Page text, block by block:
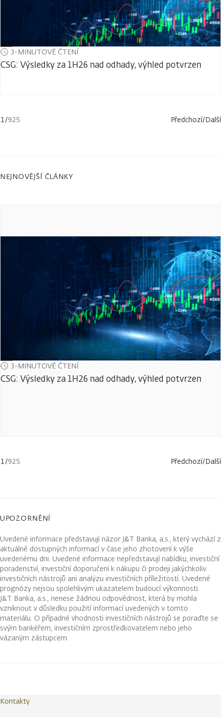
3-MINUTOVÉ ČTENÍ
CSG: Výsledky za 1H26 nad odhady, výhled potvrzen
1/925 Předchozí/Další
NEJNOVĚJŠÍ ČLÁNKY
3-MINUTOVÉ ČTENÍ
CSG: Výsledky za 1H26 nad odhady, výhled potvrzen
1/925 Předchozí/Další
UPOZORNĚNÍ
Uvedené informace představují názor J&T Banka, a.s., který vychází z
aktuálně dostupných informací v čase jeho zhotovení k výše
uvedenému dni. Uvedené informace nepředstavují nabídku, investiční
poradenství, investiční doporučení k nákupu či prodeji jakýchkoliv
investičních nástrojů ani analýzu investičních příležitostí. Uvedené
prognózy nejsou spolehlivým ukazatelem budoucí výkonnosti.
J&T Banka, a.s., nenese žádnou odpovědnost, která by mohla
vzniknout v důsledku použití informací uvedených v tomto
materiálu. O případné vhodnosti investičních nástrojů se poraďte se
svým bankéřem, investičním zprostředkovatelem nebo jeho
vázaným zástupcem.
Kontakty